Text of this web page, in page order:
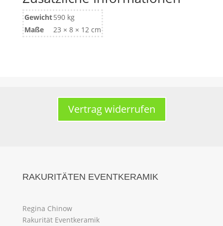
Gewicht590 kg
Maße
23 × 8 × 12 cm
Vertrag widerrufen
RAKURITÄTEN EVENTKERAMIK
Regina Chinow
Rakurität Eventkeramik